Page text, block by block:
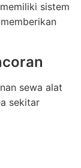
sistem
sewa alat
sekitar